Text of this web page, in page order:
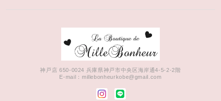
神戸店 650-0024 兵庫県神戸市中央区海岸通4-5-2-2階
E-mail： millebonheurkobe@gmail.com